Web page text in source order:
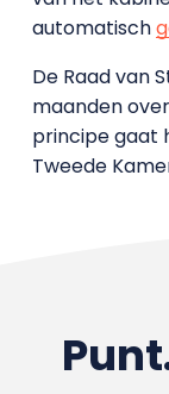
automatisch
De Raad van
maanden
principe gaat
Tweede